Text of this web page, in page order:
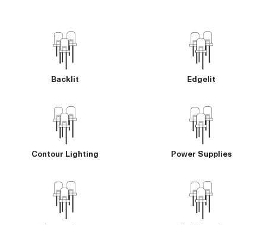
Backlit Edgelit
Contour Lighting Power Supplies